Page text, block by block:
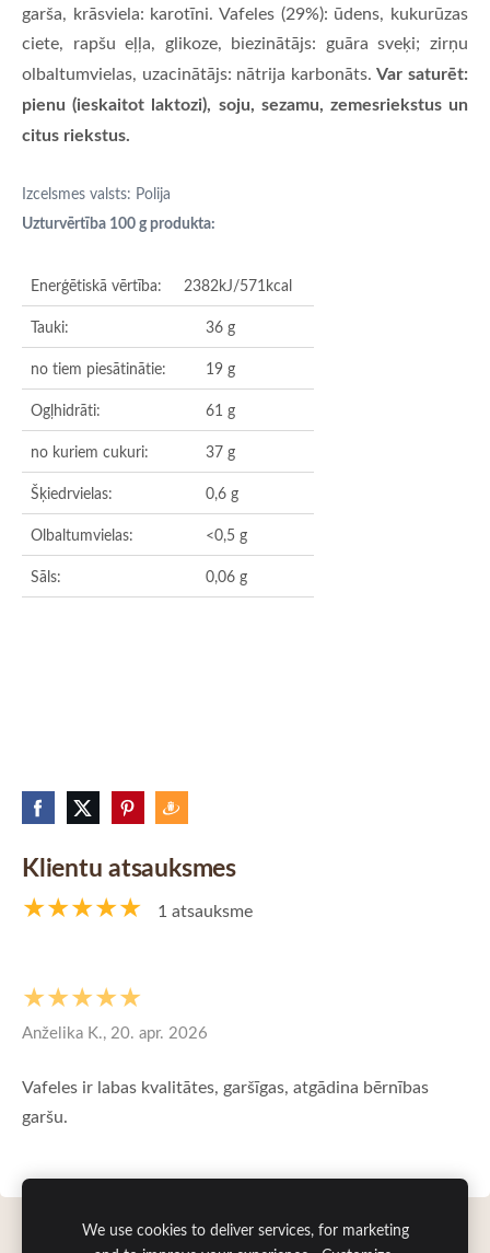
garša, krāsviela: karotīni. Vafeles (29%): ūdens, kukurūzas
ciete, rapšu eļļa, glikoze, biezinātājs: guāra sveķi; zirņu
olbaltumvielas, uzacinātājs: nātrija karbonāts.Var saturēt:
pienu (ieskaitot laktozi), soju, sezamu, zemesriekstus un
citus riekstus.
Izcelsmes valsts: Polija
Uzturvērtība 100 g produkta:
Enerģētiskā vērtība:
2382kJ/571kcal
Tauki:
36 g
no tiem piesātinātie:
19 g
Ogļhidrāti:
61 g
no kuriem cukuri:
37 g
Šķiedrvielas:
0,6 g
Olbaltumvielas:
<0,5 g
Sāls:
0,06 g
Klientu atsauksmes
★★★★★ 1 atsauksme
★★★★★
Anželika K., 20. apr. 2026
Vafeles ir labas kvalitātes, garšīgas, atgādina bērnības
garšu.
Sīkdatnes
We use cookies to deliver services, for marketing